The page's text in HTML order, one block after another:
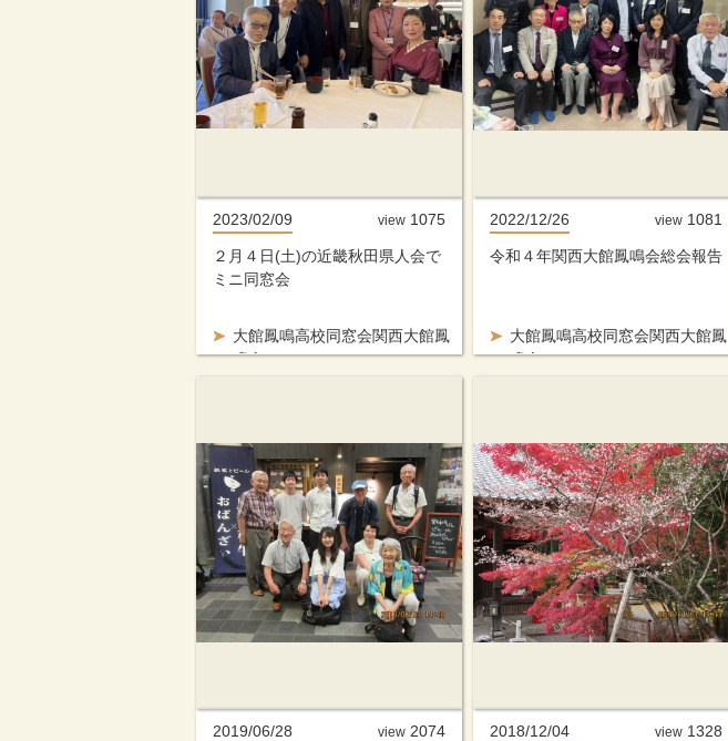
2023/02/09
大館鳳鳴高校同窓会関西大館鳳
鳴会
２月４日(土)の近畿秋田県人会で
ミニ同窓会
view 1075 2022/12/26
大館鳳鳴高校同窓会関西大館鳳
鳴会
令和４年関西大館鳳鳴会総会報告
view 1081
2019/06/28 view 2074 2018/12/04 view 1328